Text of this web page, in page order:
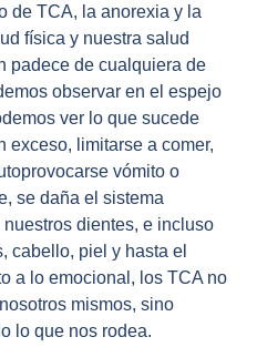
de TCA, la anorexia y la
física y nuestra salud
padece de cualquiera de
observar en el espejo
ver lo que sucede
exceso, limitarse a comer,
vómito o
se daña el sistema
dientes, e incluso
cabello, piel y hasta el
a lo emocional, los TCA no
mismos, sino
lo que nos rodea.